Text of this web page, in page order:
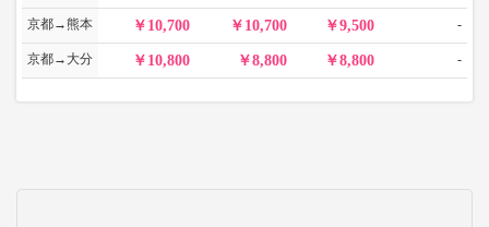
京都→熊本 10,700 10,700 9,500 -
京都→大分 10,800 8,800 8,800 -